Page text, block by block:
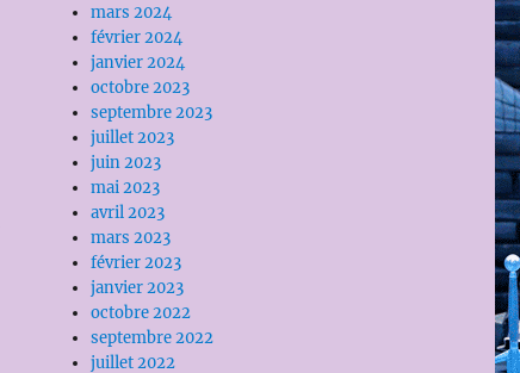
mars 2024
février 2024
janvier 2024
octobre 2023
septembre 2023
juillet 2023
juin 2023
mai 2023
avril 2023
mars 2023
février 2023
janvier 2023
octobre 2022
septembre 2022
juillet 2022